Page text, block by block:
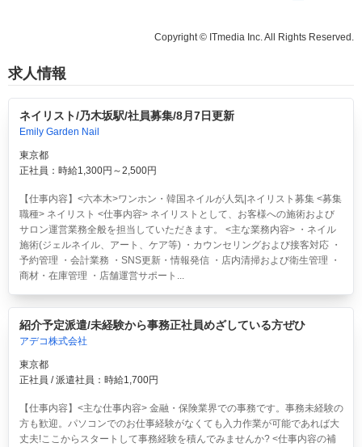
Copyright © ITmedia Inc. All Rights Reserved.
求人情報
ネイリスト/乃木坂駅/社員募集/8月7日更新
Emily Garden Nail
東京都
正社員：時給1,300円～2,500円
【仕事内容】<六本木>ワンホン・韓国ネイルが人気|ネイリスト募集 <募集
職種> ネイリスト <仕事内容> ネイリストとして、お客様への施術および
サロン運営業務全般を担当していただきます。 <主な業務内容> ・ネイル
施術(ジェルネイル、アート、ケア等) ・カウンセリングおよび接客対応 ・
予約管理 ・会計業務 ・SNS更新・情報発信 ・店内清掃および衛生管理 ・
商材・在庫管理 ・店舗運営サポート...
紹介予定派遣/未経験から事務正社員めざしている方ぜひ
アデコ株式会社
東京都
正社員 / 派遣社員：時給1,700円
【仕事内容】<主な仕事内容> 金融・保険業界での事務です。事務未経験の
方も歓迎。パソコンでのお仕事経験がなくても入力作業が可能であれば大
丈夫!ここからスタートして事務経験を積んでみませんか? <仕事内容の補